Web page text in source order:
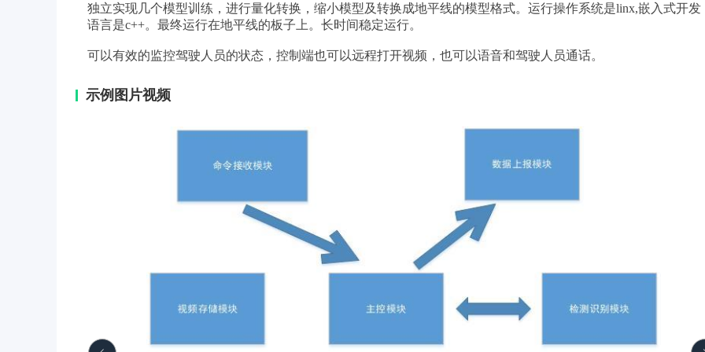
独立实现几个模型训练，进行量化转换，缩小模型及转换成地平线的模型格式。运行操作系统是linx,嵌入式开发
语言是c++。最终运行在地平线的板子上。长时间稳定运行。
可以有效的监控驾驶人员的状态，控制端也可以远程打开视频，也可以语音和驾驶人员通话。
示例图片视频